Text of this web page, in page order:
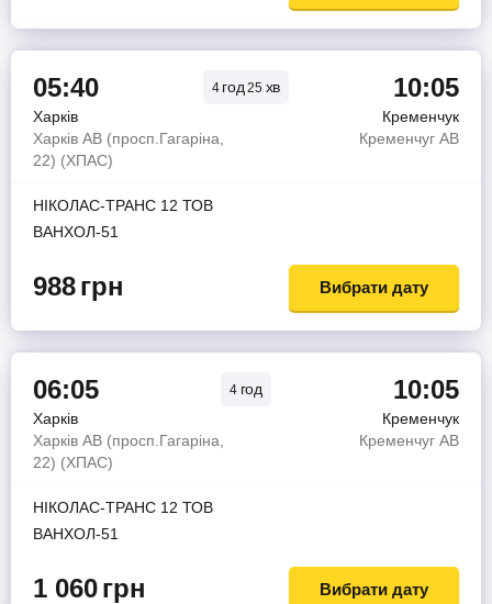
05:40 4 год25 хв 10:05
Харків
Кременчук
Харків АВ (просп.Гагаріна,
22) (ХПАС)
Кременчуг АВ
НІКОЛАС-ТРАНС 12 ТОВ
ВАНХОЛ-51
988грн Вибрати дату
06:05 4 год 10:05
Харків
Кременчук
Харків АВ (просп.Гагаріна,
22) (ХПАС)
Кременчуг АВ
НІКОЛАС-ТРАНС 12 ТОВ
ВАНХОЛ-51
1 060грн Вибрати дату